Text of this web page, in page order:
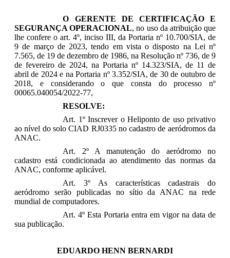
O GERENTE DE CERTIFICAÇÃO E
SEGURANÇA OPERACIONAL, no uso da atribuição que
lhe confere o art. 4º, inciso III, da Portaria nº 10.700/SIA, de
9 de março de 2023, tendo em vista o disposto na Lei nº
7.565, de 19 de dezembro de 1986, na Resolução nº 736, de 9
de fevereiro de 2024, na Portaria nº 14.323/SIA, de 11 de
abril de 2024 e na Portaria nº 3.352/SIA, de 30 de outubro de
2018, e considerando o que consta do processo nº
00065.040054/2022-77,
RESOLVE:
Art. 1º Inscrever o Heliponto de uso privativo
ao nível do solo CIAD RJ0335 no cadastro de aeródromos da
ANAC.
Art. 2º A manutenção do aeródromo no
cadastro está condicionada ao atendimento das normas da
ANAC, conforme aplicável.
Art. 3º As características cadastrais do
aeródromo serão publicadas no sítio da ANAC na rede
mundial de computadores.
Art. 4º Esta Portaria entra em vigor na data de
sua publicação.
EDUARDO HENN BERNARDI